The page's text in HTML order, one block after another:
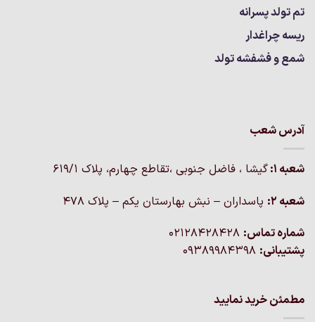
تم تولد پسرانه
ریسه چراغدار
شمع و فشفشه تولد
آدرس شعب
شعبه 1:
گيشا ، فاضل جنوبی ،تقاطع چهارم، پلاک 619/1
شعبه 2:
پاسداران – نبش بهارستان یکم – پلاک ۴۷۸
شماره تماس:
پشتیبانی:
مطمئن خرید نمایید